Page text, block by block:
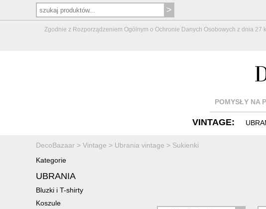
Zgodnie z Rozporządzeniem Ogólnym o Ochronie Danych Osobowych z dnia
POMYSŁY NA
VINTAGE:
DecoBazaar > Vintage > Ubrania vintage > Sukienki
Kategorie
UBRANIA
Bluzki i T-shirty
Koszule